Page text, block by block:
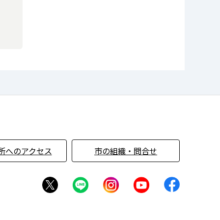
へのアクセス 市の組織・問合せ